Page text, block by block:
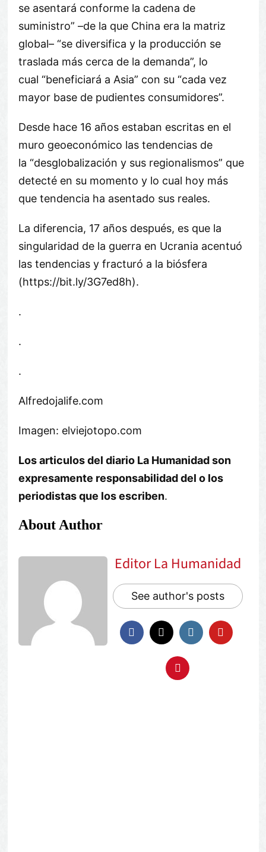
se asentará conforme la cadena de
suministro
–de la que China era la matriz
global– se diversifica y la producción se
traslada más cerca de la demanda , lo
cual beneficiará a Asia con su cada vez
mayor base de pudientes consumidores .
Desde hace 16 años estaban escritas en el
muro geoeconómico las tendencias de
la desglobalización y sus regionalismos
que
detecté en su momento y lo cual hoy más
que tendencia ha asentado sus reales.
La diferencia, 17 años después, es que la
singularidad de la guerra en Ucrania acentuó
las tendencias y fracturó a la biósfera
(https://bit.ly/3G7ed8h).
.
.
.
Alfredojalife.com
Imagen: elviejotopo.com
Los articulos del diario La Humanidad son
expresamente responsabilidad del o los
periodistas que los escriben.
About Author
Editor La Humanidad
See author's posts